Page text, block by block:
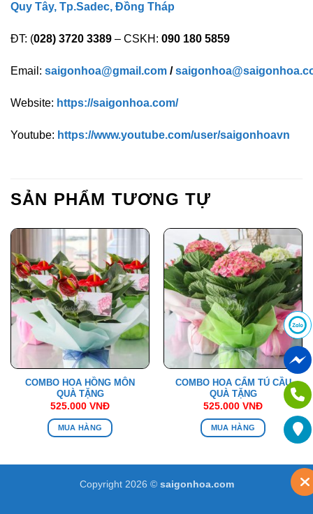
Quy Tây, Tp.Sadec, Đồng Tháp
ĐT: (028) 3720 3389 – CSKH: 090 180 5859
Email: saigonhoa@gmail.com /
Website: https://saigonhoa.com/
Youtube: https://www.youtube.com/user/saigonhoavn
SẢN PHẨM TƯƠNG TỰ
COMBO HOA HỒNG MÔN
QUÀ TẶNG
525.000 VNĐ
MUA HÀNG
COMBO HOA CẨM TÚ CẦU
QUÀ TẶNG
525.000 VNĐ
MUA HÀNG
Copyright 2026 © saigonhoa.com